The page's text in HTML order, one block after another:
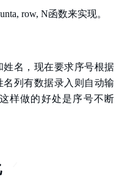
row, N函数来实现。
名，现在要求序号根据
列有数据录入则自动输
样做的好处是序号不断